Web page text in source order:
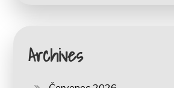
Archives